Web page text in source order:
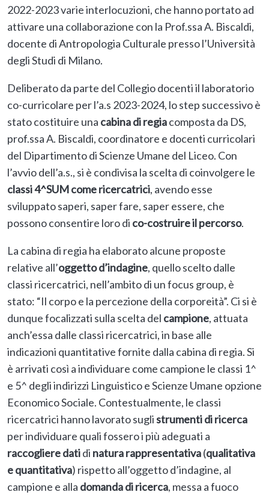
2022-2023 varie interlocuzioni, che hanno portato ad
attivare una collaborazione con la Prof.ssa A. Biscaldi,
docente di Antropologia Culturale presso l’Università
degli Studi di Milano.
Deliberato da parte del Collegio docenti il laboratorio
co-curricolare per l’a.s 2023-2024, lo step successivo è
stato costituire una cabina di regiacomposta da DS,
prof.ssa A. Biscaldi, coordinatore e docenti curricolari
del Dipartimento di Scienze Umane del Liceo. Con
l’avvio dell’a.s., si è condivisa la scelta di coinvolgere le
classi 4^SUMcome ricercatrici, avendo esse
sviluppato saperi, saper fare, saper essere, che
possono consentire loro di co-costruire il percorso.
La cabina di regia ha elaborato alcune proposte
relative all’oggetto d’indagine, quello scelto dalle
classi ricercatrici, nell’ambito di un focus group, è
stato: “Il corpo e la percezione della corporeità”. Ci si è
dunque focalizzati sulla scelta del campione, attuata
anch’essa dalle classi ricercatrici, in base alle
indicazioni quantitative fornite dalla cabina di regia. Si
è arrivati così a individuare come campione le classi 1^
e 5^ degli indirizzi Linguistico e Scienze Umane opzione
Economico Sociale. Contestualmente, le classi
ricercatrici hanno lavorato suglistrumenti di ricerca
per individuare quali fossero i più adeguati a
raccogliere datidi natura rappresentativa(qualitativa
e quantitativa) rispetto all’oggetto d’indagine, al
campione e alla domanda di ricerca, messa a fuoco